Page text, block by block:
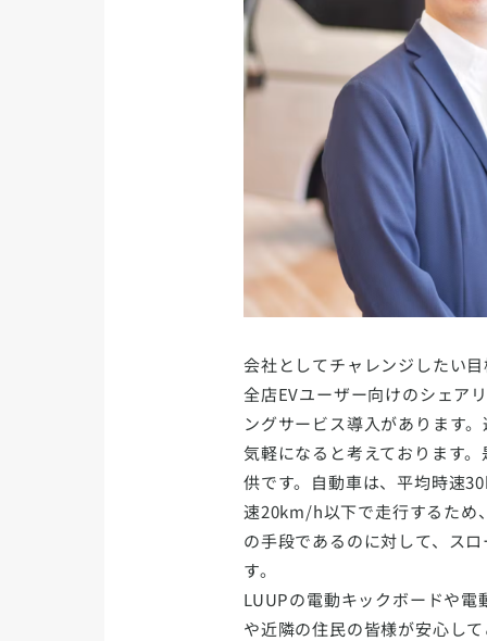
会社としてチャレンジしたい
全店EVユーザー向けのシェア
ングサービス導入があります
気軽になると考えております
供です。自動車は、平均時速
速20km/h以下で走行するため
の手段であるのに対して、ス
す。
LUUPの電動キックボードや
や近隣の住民の皆様が安心し